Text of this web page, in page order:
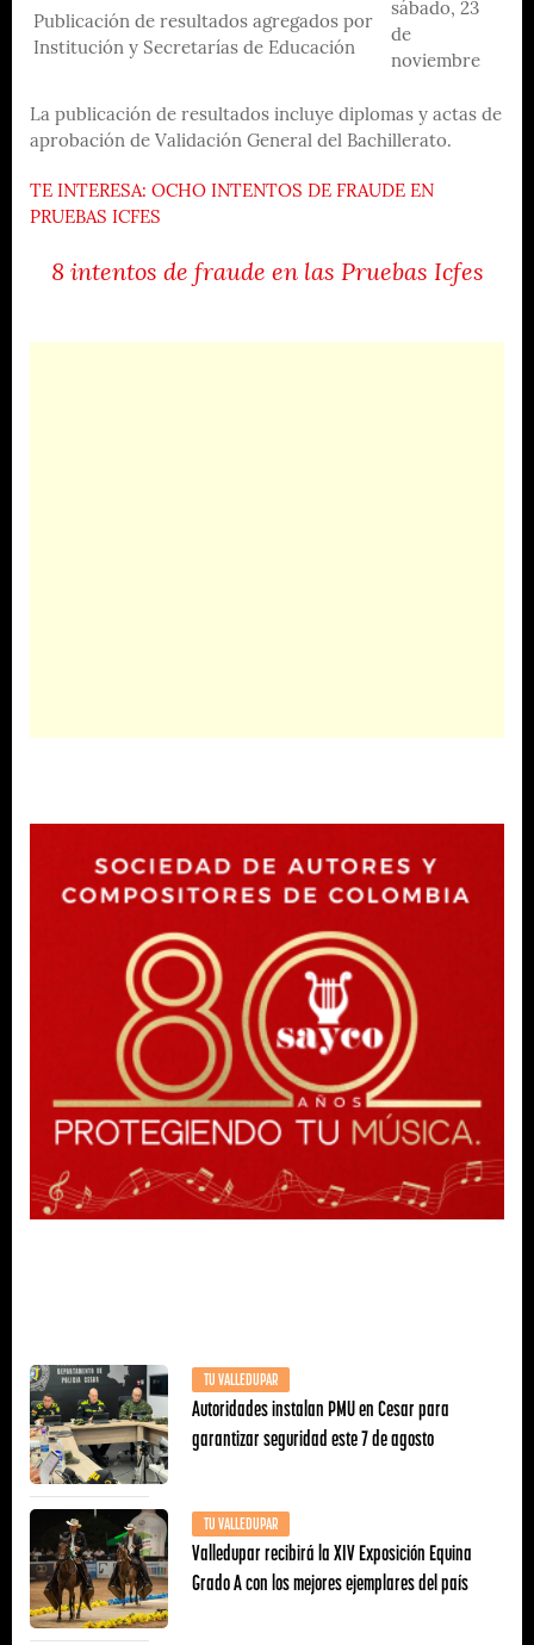
Publicación de resultados agregados por
Institución y Secretarías de Educación
sábado, 23
de
noviembre
La publicación de resultados incluye diplomas y actas de
aprobación de Validación General del Bachillerato.
TE INTERESA: OCHO INTENTOS DE FRAUDE EN
PRUEBAS ICFES
8 intentos de fraude en las Pruebas Icfes
TU VALLEDUPAR
Autoridades instalan PMU en Cesar para
garantizar seguridad este 7 de agosto
TU VALLEDUPAR
Valledupar recibirá la XIV Exposición Equina
Grado A con los mejores ejemplares del país